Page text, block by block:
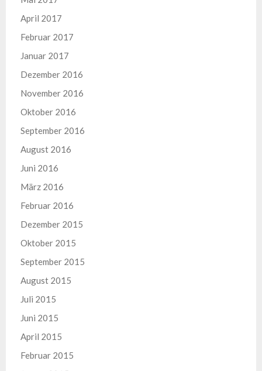
April 2017
Februar 2017
Januar 2017
Dezember 2016
November 2016
Oktober 2016
September 2016
August 2016
Juni 2016
März 2016
Februar 2016
Dezember 2015
Oktober 2015
September 2015
August 2015
Juli 2015
Juni 2015
April 2015
Februar 2015